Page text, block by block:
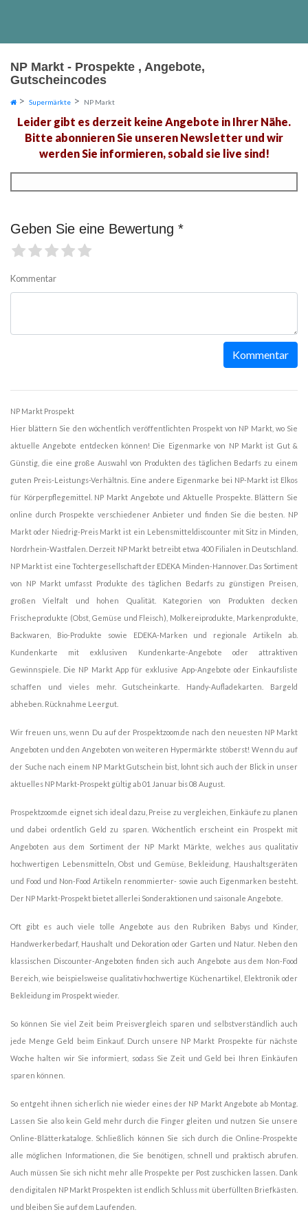
NP Markt - Prospekte , Angebote,
Gutscheincodes
Supermärkte NP Markt
Leider gibt es derzeit keine Angebote in Ihrer Nähe.
Bitte abonnieren Sie unseren Newsletter und wir
werden Sie informieren, sobald sie live sind!
Geben Sie eine Bewertung *
Kommentar
Kommentar
NP Markt Prospekt
Hier blättern Sie den wöchentlich veröffentlichten Prospekt von NP Markt, wo Sie
aktuelle Angebote entdecken können! Die Eigenmarke von NP Markt ist Gut &
Günstig, die eine große Auswahl von Produkten des täglichen Bedarfs zu einem
guten Preis-Leistungs-Verhältnis. Eine andere Eigenmarke bei NP-Markt ist Elkos
für Körperpflegemittel. NP Markt Angebote und Aktuelle Prospekte. Blättern Sie
online durch Prospekte verschiedener Anbieter und finden Sie die besten. NP
Markt oder Niedrig-Preis Markt ist ein Lebensmitteldiscounter mit Sitz in Minden,
Nordrhein-Wastfalen. Derzeit NP Markt betreibt etwa 400 Filialen in Deutschland.
NP Markt ist eine Tochtergesellschaft der EDEKA Minden-Hannover. Das Sortiment
von NP Markt umfasst Produkte des täglichen Bedarfs zu günstigen Preisen,
großen Vielfalt und hohen Qualität. Kategorien von Produkten decken
Frischeprodukte (Obst, Gemüse und Fleisch), Molkereiprodukte, Markenprodukte,
Backwaren, Bio-Produkte sowie EDEKA-Marken und regionale Artikeln ab.
Kundenkarte mit exklusiven Kundenkarte-Angebote oder attraktiven
Gewinnspiele. Die NP Markt App für exklusive App-Angebote oder Einkaufsliste
schaffen und vieles mehr. Gutscheinkarte. Handy-Aufladekarten. Bargeld
abheben. Rücknahme Leergut.
Wir freuen uns, wenn Du auf der Prospektzoom.de nach den neuesten NP Markt
Angeboten und den Angeboten von weiteren Hypermärkte stöberst! Wenn du auf
der Suche nach einem NP Markt Gutschein bist, lohnt sich auch der Blick in unser
aktuelles NP Markt-Prospekt gültig ab 01 Januar bis 08 August.
Prospektzoom.de eignet sich ideal dazu, Preise zu vergleichen, Einkäufe zu planen
und dabei ordentlich Geld zu sparen. Wöchentlich erscheint ein Prospekt mit
Angeboten aus dem Sortiment der NP Markt Märkte, welches aus qualitativ
hochwertigen Lebensmitteln, Obst und Gemüse, Bekleidung, Haushaltsgeräten
und Food und Non-Food Artikeln renommierter- sowie auch Eigenmarken besteht.
Der NP Markt-Prospekt bietet allerlei Sonderaktionen und saisonale Angebote.
Oft gibt es auch viele tolle Angebote aus den Rubriken Babys und Kinder,
Handwerkerbedarf, Haushalt und Dekoration oder Garten und Natur. Neben den
klassischen Discounter-Angeboten finden sich auch Angebote aus dem Non-Food
Bereich, wie beispielsweise qualitativ hochwertige Küchenartikel, Elektronik oder
Bekleidung im Prospekt wieder.
So können Sie viel Zeit beim Preisvergleich sparen und selbstverständlich auch
jede Menge Geld beim Einkauf. Durch unsere NP Markt Prospekte für nächste
Woche halten wir Sie informiert, sodass Sie Zeit und Geld bei Ihren Einkäufen
sparen können.
So entgeht ihnen sicherlich nie wieder eines der NP Markt Angebote ab Montag.
Lassen Sie also kein Geld mehr durch die Finger gleiten und nutzen Sie unsere
Online-Blätterkataloge. Schließlich können Sie sich durch die Online-Prospekte
alle möglichen Informationen, die Sie benötigen, schnell und praktisch abrufen.
Auch müssen Sie sich nicht mehr alle Prospekte per Post zuschicken lassen. Dank
den digitalen NP Markt Prospekten ist endlich Schluss mit überfüllten Briefkästen.
und bleiben Sie auf dem Laufenden.